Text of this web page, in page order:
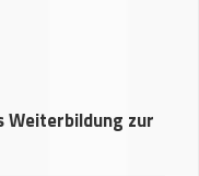
Weiterbildung zur